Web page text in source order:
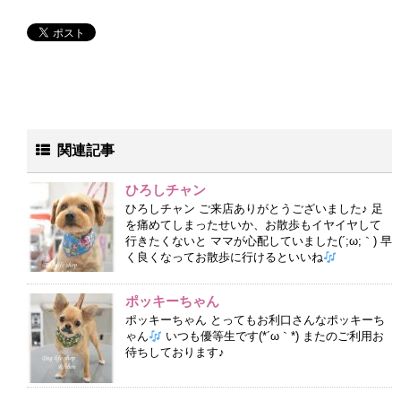
関連記事
ひろしチャン
ひろしチャン ご来店ありがとうございました♪ 足
を痛めてしまったせいか、お散歩もイヤイヤして
行きたくないと ママが心配していました(´;ω;｀) 早
く良くなってお散歩に行けるといいね
ポッキーちゃん
ポッキーちゃん とってもお利口さんなポッキーち
ゃん
いつも優等生です(*´ω｀*) またのご利用お
待ちしております♪